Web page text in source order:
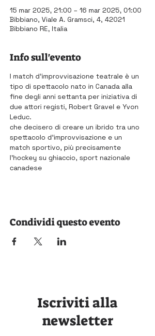
15 mar 2025, 21:00 – 16 mar 2025, 01:00
Bibbiano, Viale A. Gramsci, 4, 42021
Bibbiano RE, Italia
Info sull'evento
l match d'improvvisazione teatrale è un
tipo di spettacolo nato in Canada alla
fine degli anni settanta per iniziativa di
due attori registi, Robert Gravel e Yvon
Leduc.
che decisero di creare un ibrido tra uno
spettacolo d'improvvisazione e un
match sportivo, più precisamente
l'hockey su ghiaccio, sport nazionale
canadese
Condividi questo evento
Iscriviti alla
newsletter